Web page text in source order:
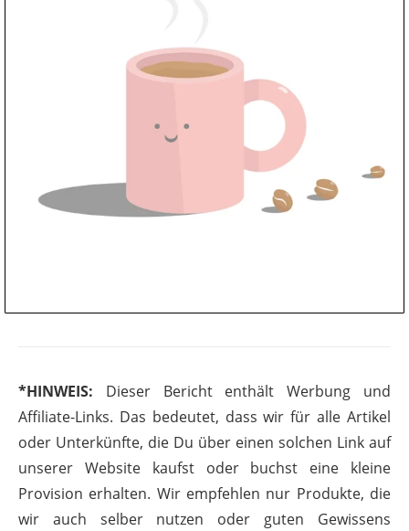
*HINWEIS: Dieser Bericht enthält Werbung und
Affiliate-Links. Das bedeutet, dass wir für alle Artikel
oder Unterkünfte, die Du über einen solchen Link auf
unserer Website kaufst oder buchst eine kleine
Provision erhalten. Wir empfehlen nur Produkte, die
wir auch selber nutzen oder guten Gewissens